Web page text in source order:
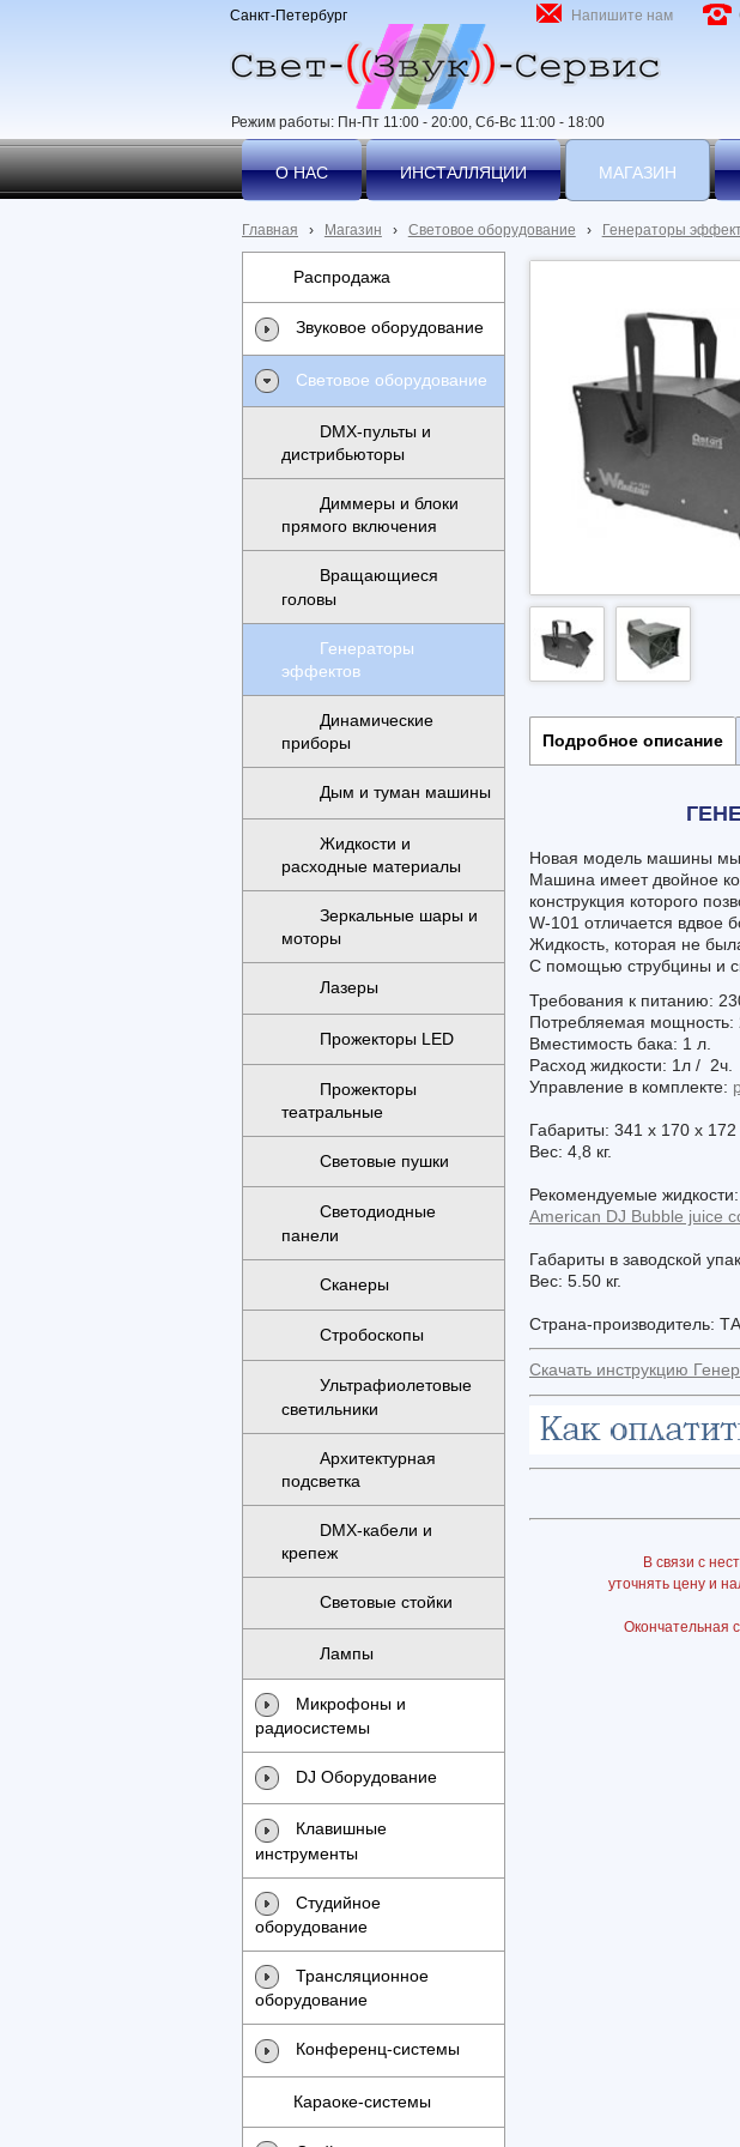
Режим работы: Пн-Пт 11:00 - 20:00, Сб-Вс 11:00 - 18:00
Напишите нам
Санкт-Петербург
О НАС ИНСТАЛЛЯЦИИ МАГАЗИН
Главная › Магазин › Световое оборудование › Генераторы
Распродажа
Звуковое оборудование
Световое оборудование
DMX-пульты и
дистрибьюторы
Диммеры и блоки
прямого включения
Вращающиеся
головы
Генераторы
эффектов
Динамические
приборы
Дым и туман машины
Жидкости и
расходные материалы
Зеркальные шары и
моторы
Лазеры
Прожекторы LED
Прожекторы
театральные
Световые пушки
Светодиодные
панели
Сканеры
Стробоскопы
Ультрафиолетовые
светильники
Архитектурная
подсветка
DMX-кабели и
крепеж
Световые стойки
Лампы
Микрофоны и
радиосистемы
DJ Оборудование
Клавишные
инструменты
Студийное
оборудование
Трансляционное
оборудование
Конференц-системы
Караоке-системы
Подробное описание
Новая модель машины
Машина имеет двойное
конструкция которого
W-101 отличается вдвое
Жидкость, которая не
С помощью струбцины и
Требования к питанию:
Потребляемая мощность:
Вместимость бака: 1 л.
Расход жидкости: 1л / 2ч.
Управление в комплекте:
Габариты: 341 х 170 х 172
Вес: 4,8 кг.
Рекомендуемые жидкости:
American DJ Bubble juice
Габариты в заводской
Вес: 5.50 кг.
Страна-производитель:
Скачать инструкцию
В связи с
уточнять цену и
Окончательная